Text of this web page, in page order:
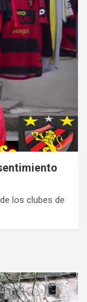
los clubes de